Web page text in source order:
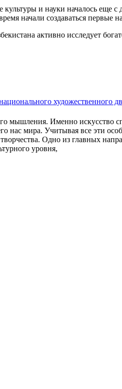
культуры и науки началось
начали создаваться
активно исследует
художественного
мышления. Именно искусство
мира. Учитывая все эти
Одно из главных
уровня,